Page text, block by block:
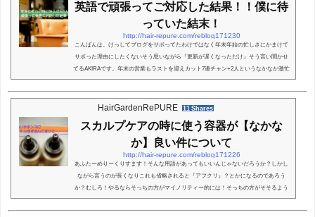
英語で頑張ってご対応した結果！！僕に待
っていた結末！
http://hair-repure.com/reblog171230
こんばんは。けっしてブログをサボってたわけではなく年末年始の忙しさにかまけて
サボった理由にしたくないそう思いながら『更新が遅くなっただけ』そう言い聞かせ
てるAKIRAです。年末の営業もラストを迎えカット7連チャン+2人というなかなか激忙
しい一日で締まって嬉しい限りです。さてそんな激動のサロンワーク中に起こった出
来事を少し書きます。スタート外人さん3人組！現る！※画像はあくまでイメージで
す。まぁこれはよくいつもあるパターンです！男性の一人がカットをしたいジェスチ
HairGardenRePURE 11 Shares
スカルプケアの時に使う容器が【なかな
か】良い件について
http://hair-repure.com/reblog171226
あふたーめりーくりすます！そんな用語があってもいいんじゃないだろうか？しかし
ながら言うのが長くなりこれも省略されると『アフクリ』？とかになるのであろう
か？むしろ！やるならそっちの方がマイノリティー的には！そっちの方がそそるよう
な。まぁ完全に意味を理解してないヤツがいう戯言から今日も始めていきたいと思っ
てるAKIRAです。昨日は今年最後の定休日に『ワンピース』『ハイキュー』に心躍ら